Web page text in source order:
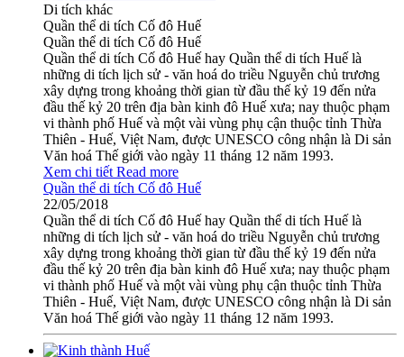
Di tích khác
Quần thể di tích Cố đô Huế
Quần thể di tích Cố đô Huế
Quần thể di tích Cố đô Huế hay Quần thể di tích Huế là
những di tích lịch sử - văn hoá do triều Nguyễn chủ trương
xây dựng trong khoảng thời gian từ đầu thế kỷ 19 đến nửa
đầu thế kỷ 20 trên địa bàn kinh đô Huế xưa; nay thuộc phạm
vi thành phố Huế và một vài vùng phụ cận thuộc tỉnh Thừa
Thiên - Huế, Việt Nam, được UNESCO công nhận là Di sản
Văn hoá Thế giới vào ngày 11 tháng 12 năm 1993.
Xem chi tiết Read more
Quần thể di tích Cố đô Huế
22/05/2018
Quần thể di tích Cố đô Huế hay Quần thể di tích Huế là
những di tích lịch sử - văn hoá do triều Nguyễn chủ trương
xây dựng trong khoảng thời gian từ đầu thế kỷ 19 đến nửa
đầu thế kỷ 20 trên địa bàn kinh đô Huế xưa; nay thuộc phạm
vi thành phố Huế và một vài vùng phụ cận thuộc tỉnh Thừa
Thiên - Huế, Việt Nam, được UNESCO công nhận là Di sản
Văn hoá Thế giới vào ngày 11 tháng 12 năm 1993.